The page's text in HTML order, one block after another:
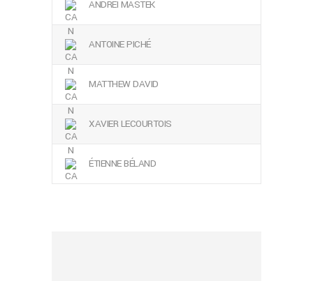
ANDREI MASTEK
ANTOINE PICHÉ
MATTHEW DAVID
XAVIER LECOURTOIS
ÉTIENNE BÉLAND